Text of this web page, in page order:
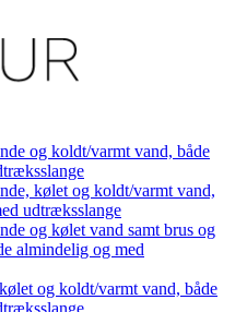
og koldt/varmt vand, både
kølet og koldt/varmt vand,
udtræksslange
og kølet vand samt brus og
almindelig og med
og koldt/varmt vand, både